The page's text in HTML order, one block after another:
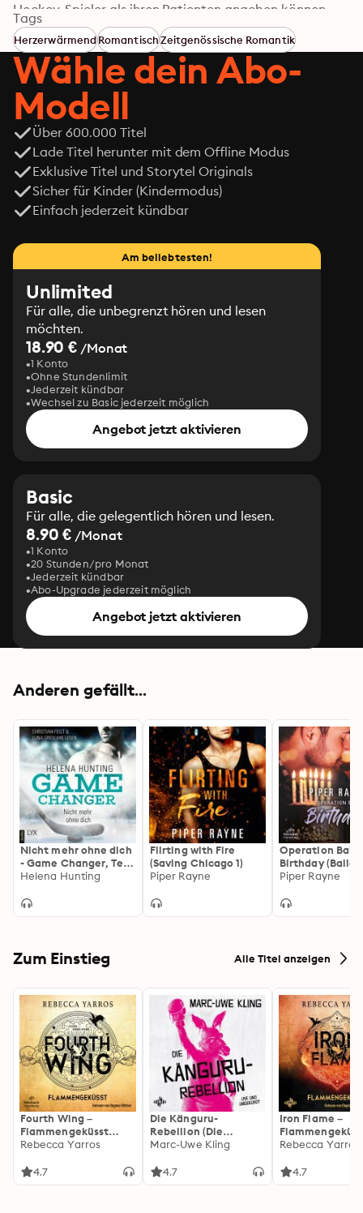
Hockey-Spieler als ihren Patienten angeben können.
Aber was die beiden noch weniger erwartet hätten,
sind die Funken, die seit ihrer ersten Begegnung
zwischen ihnen fliegen …
Tags
HerzerwärmendRomantischZeitgenössische Romantik
Wähle dein Abo-
Modell
Über 600.000 Titel
Lade Titel herunter mit dem Offline Modus
Exklusive Titel und Storytel Originals
Sicher für Kinder (Kindermodus)
Einfach jederzeit kündbar
Am beliebtesten!
Unlimited
Für alle, die unbegrenzt hören und lesen
möchten.
18.90 € /Monat
1 Konto
Ohne Stundenlimit
Jederzeit kündbar
Wechsel zu Basic jederzeit möglich
Angebot jetzt aktivieren
Basic
Für alle, die gelegentlich hören und lesen.
8.90 € /Monat
1 Konto
20 Stunden/pro Monat
Jederzeit kündbar
Abo-Upgrade jederzeit möglich
Angebot jetzt aktivieren
Anderen gefällt...
Nicht mehr ohne dich
- Game Changer, Teil
1
Helena Hunting
Flirting with Fire
(Saving Chicago 1)
Piper Rayne
Operation
Birthday
Serie): (Bailey
Piper Rayne
Zum Einstieg Alle Titel anzeigen
Fourth Wing –
Flammengeküsst
(Flammengeküsst-
Rebecca Yarros
4.7
Die Känguru-
Rebellion (Die
Känguru-Werke 5)
Marc-Uwe Kling
4.7
Iron Flame –
heißersehnte
Rebecca Yarros
4.7